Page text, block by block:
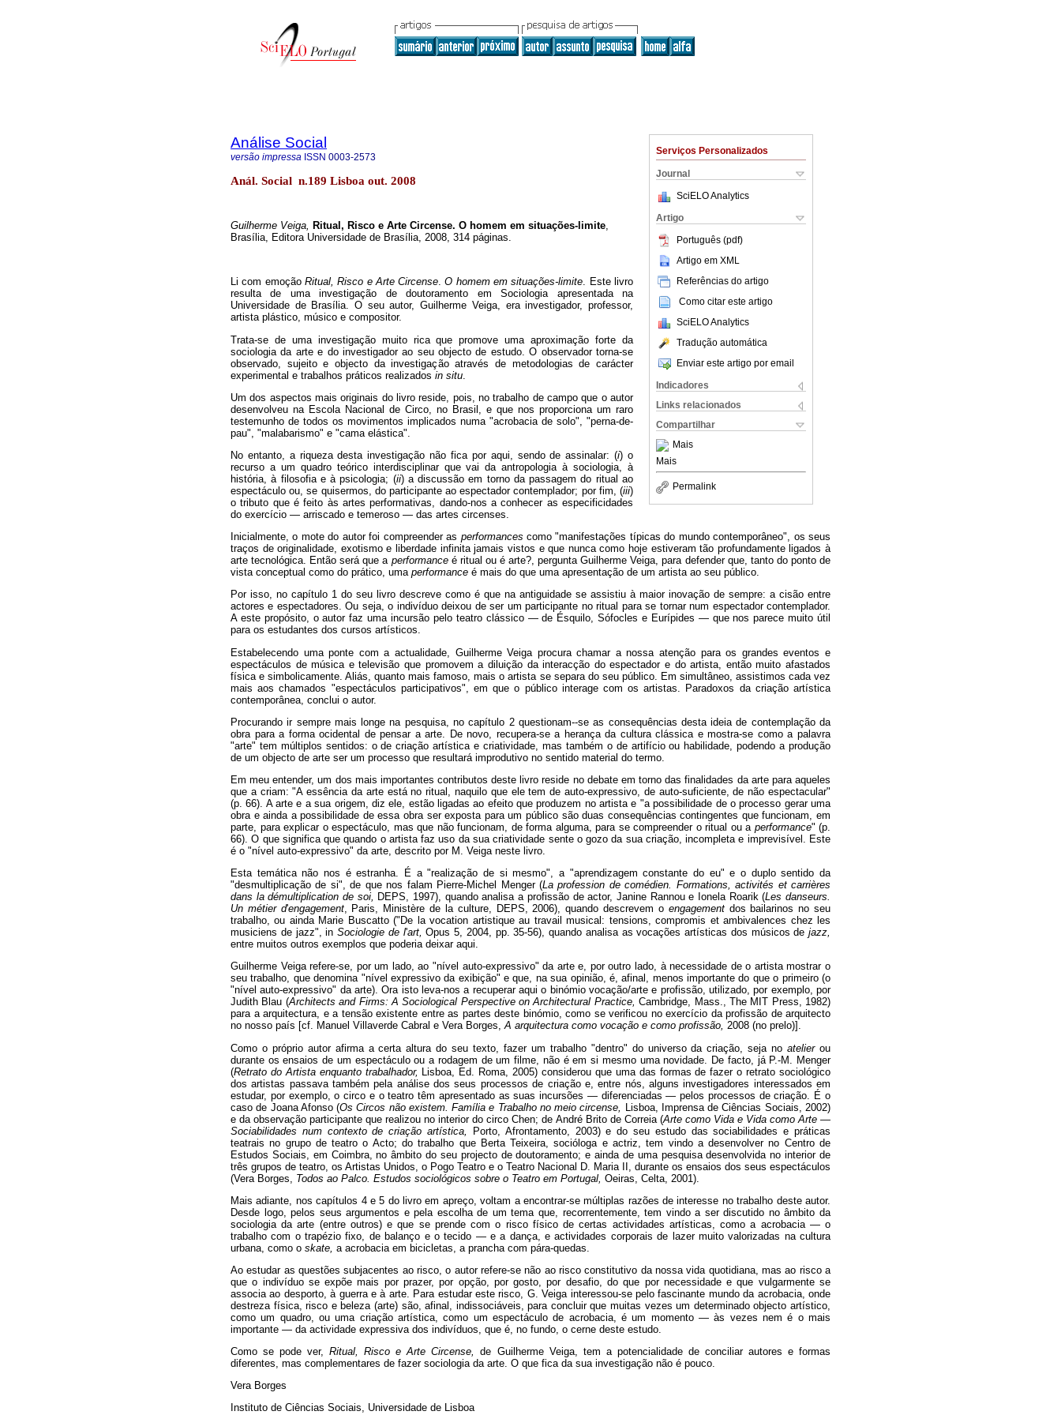
Serviços Personalizados
Journal
SciELO Analytics
Artigo
Português (pdf)
Artigo em XML
Referências do artigo
Como citar este artigo
SciELO Analytics
Tradução automática
Enviar este artigo por email
Indicadores
Links relacionados
Compartilhar
Mais
Mais
Permalink
Análise Social
versão impressa ISSN 0003-2573
Anál. Social n.189 Lisboa out. 2008
Guilherme Veiga, Ritual, Risco e Arte Circense. O homem em situações-limite,
Brasília, Editora Universidade de Brasília, 2008, 314 páginas.
Li com emoção Ritual, Risco e Arte Circense.O homem em situações-limite. Este livro
resulta de uma investigação de doutoramento em Sociologia apresentada na
Universidade de Brasília. O seu autor, Guilherme Veiga, era investigador, professor,
artista plástico, músico e compositor.
Trata-se de uma investigação muito rica que promove uma aproximação forte da
sociologia da arte e do investigador ao seu objecto de estudo. O observador torna-se
observado, sujeito e objecto da investigação através de metodologias de carácter
experimental e trabalhos práticos realizados in situ
Um dos aspectos mais originais do livro reside, pois, no trabalho de campo que o autor
desenvolveu na Escola Nacional de Circo, no Brasil, e que nos proporciona um raro
testemunho de todos os movimentos implicados numa "acrobacia de solo", "perna-de-
pau", "malabarismo" e "cama elástica".
No entanto, a riqueza desta investigação não fica por aqui, sendo de assinalar: (i) o
recurso a um quadro teórico interdisciplinar que vai da antropologia à sociologia, à
história, à filosofia e à psicologia; (ii) a discussão em torno da passagem do ritual ao
espectáculo ou, se quisermos, do participante ao espectador contemplador; por fim, (iii)
o tributo que é feito às artes performativas, dando-nos a conhecer as especificidades
do exercício — arriscado e temeroso — das artes circenses.
Inicialmente, o mote do autor foi compreender as performances como "manifestações típicas do mundo contemporâneo", os seus
traços de originalidade, exotismo e liberdade infinita jamais vistos e que nunca como hoje estiveram tão profundamente ligados à
arte tecnológica. Então será que a performanceé ritual ou é arte?, pergunta Guilherme Veiga, para defender que, tanto do ponto de
vista conceptual como do prático, uma performance é mais do que uma apresentação de um artista ao seu público.
Por isso, no capítulo 1 do seu livro descreve como é que na antiguidade se assistiu à maior inovação de sempre: a cisão entre
actores e espectadores. Ou seja, o indivíduo deixou de ser um participante no ritual para se tornar num espectador contemplador.
A este propósito, o autor faz uma incursão pelo teatro clássico — de Ésquilo, Sófocles e Eurípides — que nos parece muito útil
para os estudantes dos cursos artísticos.
Estabelecendo uma ponte com a actualidade, Guilherme Veiga procura chamar a nossa atenção para os grandes eventos e
espectáculos de música e televisão que promovem a diluição da interacção do espectador e do artista, então muito afastados
física e simbolicamente. Aliás, quanto mais famoso, mais o artista se separa do seu público. Em simultâneo, assistimos cada vez
mais aos chamados "espectáculos participativos", em que o público interage com os artistas. Paradoxos da criação artística
contemporânea, conclui o autor.
Procurando ir sempre mais longe na pesquisa, no capítulo 2 questionam--se as consequências desta ideia de contemplação da
obra para a forma ocidental de pensar a arte. De novo, recupera-se a herança da cultura clássica e mostra-se como a palavra
"arte" tem múltiplos sentidos: o de criação artística e criatividade, mas também o de artifício ou habilidade, podendo a produção
de um objecto de arte ser um processo que resultará improdutivo no sentido material do termo.
Em meu entender, um dos mais importantes contributos deste livro reside no debate em torno das finalidades da arte para aqueles
que a criam: "A essência da arte está no ritual, naquilo que ele tem de auto-expressivo, de auto-suficiente, de não espectacular"
(p. 66). A arte e a sua origem, diz ele, estão ligadas ao efeito que produzem no artista e "a possibilidade de o processo gerar uma
obra e ainda a possibilidade de essa obra ser exposta para um público são duas consequências contingentes que funcionam, em
parte, para explicar o espectáculo, mas que não funcionam, de forma alguma, para se compreender o ritual ou a performance" (p.
66). O que significa que quando o artista faz uso da sua criatividade sente o gozo da sua criação, incompleta e imprevisível. Este
é o "nível auto-expressivo" da arte, descrito por M. Veiga neste livro.
Esta temática não nos é estranha. É a "realização de si mesmo", a "aprendizagem constante do eu" e o duplo sentido da
"desmultiplicação de si", de que nos falam Pierre-Michel Menger (La profession de comédien. Formations, activités et carrières
dans la démultiplication de soi, DEPS, 1997), quando analisa a profissão de actor, Janine Rannou e Ionela Roarik (Les danseurs.
Un métier d'engagement, Paris, Ministère de la culture, DEPS, 2006), quando descrevem o engagementdos bailarinos no seu
trabalho, ou ainda Marie Buscatto ("De la vocation artistique au travail musical: tensions, compromis et ambivalences chez les
musiciens de jazz", in Sociologie de l'art, Opus 5, 2004, pp. 35-56), quando analisa as vocações artísticas dos músicos de jazz,
entre muitos outros exemplos que poderia deixar aqui.
Guilherme Veiga refere-se, por um lado, ao "nível auto-expressivo" da arte e, por outro lado, à necessidade de o artista mostrar o
seu trabalho, que denomina "nível expressivo da exibição" e que, na sua opinião, é, afinal, menos importante do que o primeiro (o
"nível auto-expressivo" da arte). Ora isto leva-nos a recuperar aqui o binómio vocação/arte e profissão, utilizado, por exemplo, por
Judith Blau (Architects and Firms: A Sociological Perspective on Architectural Practice, Cambridge, Mass., The MIT Press, 1982)
para a arquitectura, e a tensão existente entre as partes deste binómio, como se verificou no exercício da profissão de arquitecto
no nosso país [cf. Manuel Villaverde Cabral e Vera Borges,A arquitectura como vocação e como profissão, 2008 (no prelo)].
Como o próprio autor afirma a certa altura do seu texto, fazer um trabalho "dentro" do universo da criação, seja noatelierou
durante os ensaios de um espectáculo ou a rodagem de um filme, não é em si mesmo uma novidade. De facto, já P.-M. Menger
(Retrato do Artista enquanto trabalhador, Lisboa, Ed. Roma, 2005) considerou que uma das formas de fazer o retrato sociológico
dos artistas passava também pela análise dos seus processos de criação e, entre nós, alguns investigadores interessados em
estudar, por exemplo, o circo e o teatro têm apresentado as suas incursões — diferenciadas — pelos processos de criação. É o
caso de Joana Afonso (Os Circos não existem. Família e Trabalho no meio circense,
Lisboa, Imprensa de Ciências Sociais, 2002)
e da observação participante que realizou no interior do circo Chen; de André Brito de Correia (Arte como Vida e Vida como Arte —
Sociabilidades num contexto de criação artística, Porto, Afrontamento, 2003) e do seu estudo das sociabilidades e práticas
teatrais no grupo de teatro o Acto; do trabalho que Berta Teixeira, socióloga e actriz, tem vindo a desenvolver no Centro de
Estudos Sociais, em Coimbra, no âmbito do seu projecto de doutoramento; e ainda de uma pesquisa desenvolvida no interior de
três grupos de teatro, os Artistas Unidos, o Pogo Teatro e o Teatro Nacional D. Maria II, durante os ensaios dos seus espectáculos
(Vera Borges, Todos ao Palco. Estudos sociológicos sobre o Teatro em Portugal, Oeiras, Celta, 2001).
Mais adiante, nos capítulos 4 e 5 do livro em apreço, voltam a encontrar-se múltiplas razões de interesse no trabalho deste autor.
Desde logo, pelos seus argumentos e pela escolha de um tema que, recorrentemente, tem vindo a ser discutido no âmbito da
sociologia da arte (entre outros) e que se prende com o risco físico de certas actividades artísticas, como a acrobacia — o
trabalho com o trapézio fixo, de balanço e o tecido — e a dança, e actividades corporais de lazer muito valorizadas na cultura
urbana, como o skate, a acrobacia em bicicletas, a prancha com pára-quedas.
Ao estudar as questões subjacentes ao risco, o autor refere-se não ao risco constitutivo da nossa vida quotidiana, mas ao risco a
que o indivíduo se expõe mais por prazer, por opção, por gosto, por desafio, do que por necessidade e que vulgarmente se
associa ao desporto, à guerra e à arte. Para estudar este risco, G. Veiga interessou-se pelo fascinante mundo da acrobacia, onde
destreza física, risco e beleza (arte) são, afinal, indissociáveis, para concluir que muitas vezes um determinado objecto artístico,
como um quadro, ou uma criação artística, como um espectáculo de acrobacia, é um momento — às vezes nem é o mais
importante — da actividade expressiva dos indivíduos, que é, no fundo, o cerne deste estudo.
Como se pode ver,Ritual, Risco e Arte Circense, de Guilherme Veiga, tem a potencialidade de conciliar autores e formas
diferentes, mas complementares de fazer sociologia da arte. O que fica da sua investigação não é pouco.
Vera Borges
Instituto de Ciências Sociais, Universidade de Lisboa